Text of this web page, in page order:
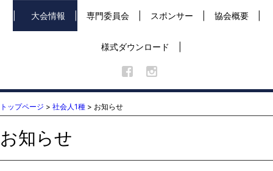
大会情報 専門委員会 スポンサー 協会概要
様式ダウンロード
トップページ > 社会人1種 > お知らせ
お知らせ